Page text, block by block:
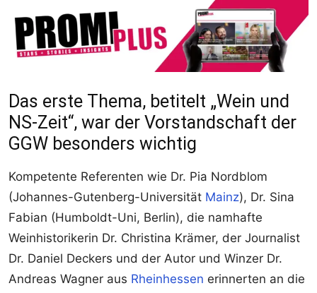
Das erste Thema, betitelt „Wein und
NS-Zeit“, war der Vorstandschaft der
GGW besonders wichtig
Kompetente Referenten wie Dr. Pia Nordblom
(Johannes-Gutenberg-Universität Mainz), Dr. Sina
Fabian (Humboldt-Uni, Berlin), die namhafte
Weinhistorikerin Dr. Christina Krämer, der Journalist
Dr. Daniel Deckers und der Autor und Winzer Dr.
Andreas Wagner aus Rheinhessen erinnerten an die